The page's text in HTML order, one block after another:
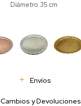
Diámetro 35 cm
Envíos
Cambios y Devoluciones